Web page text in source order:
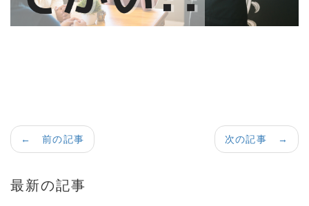
次の記事 →
← 前の記事
最新の記事